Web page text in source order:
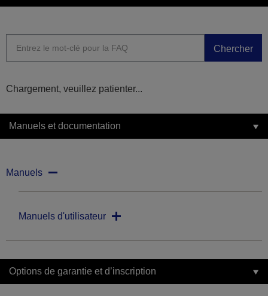
Chercher
Chargement, veuillez patienter...
Manuels et documentation
Manuels
Manuels d'utilisateur
Options de garantie et d’inscription